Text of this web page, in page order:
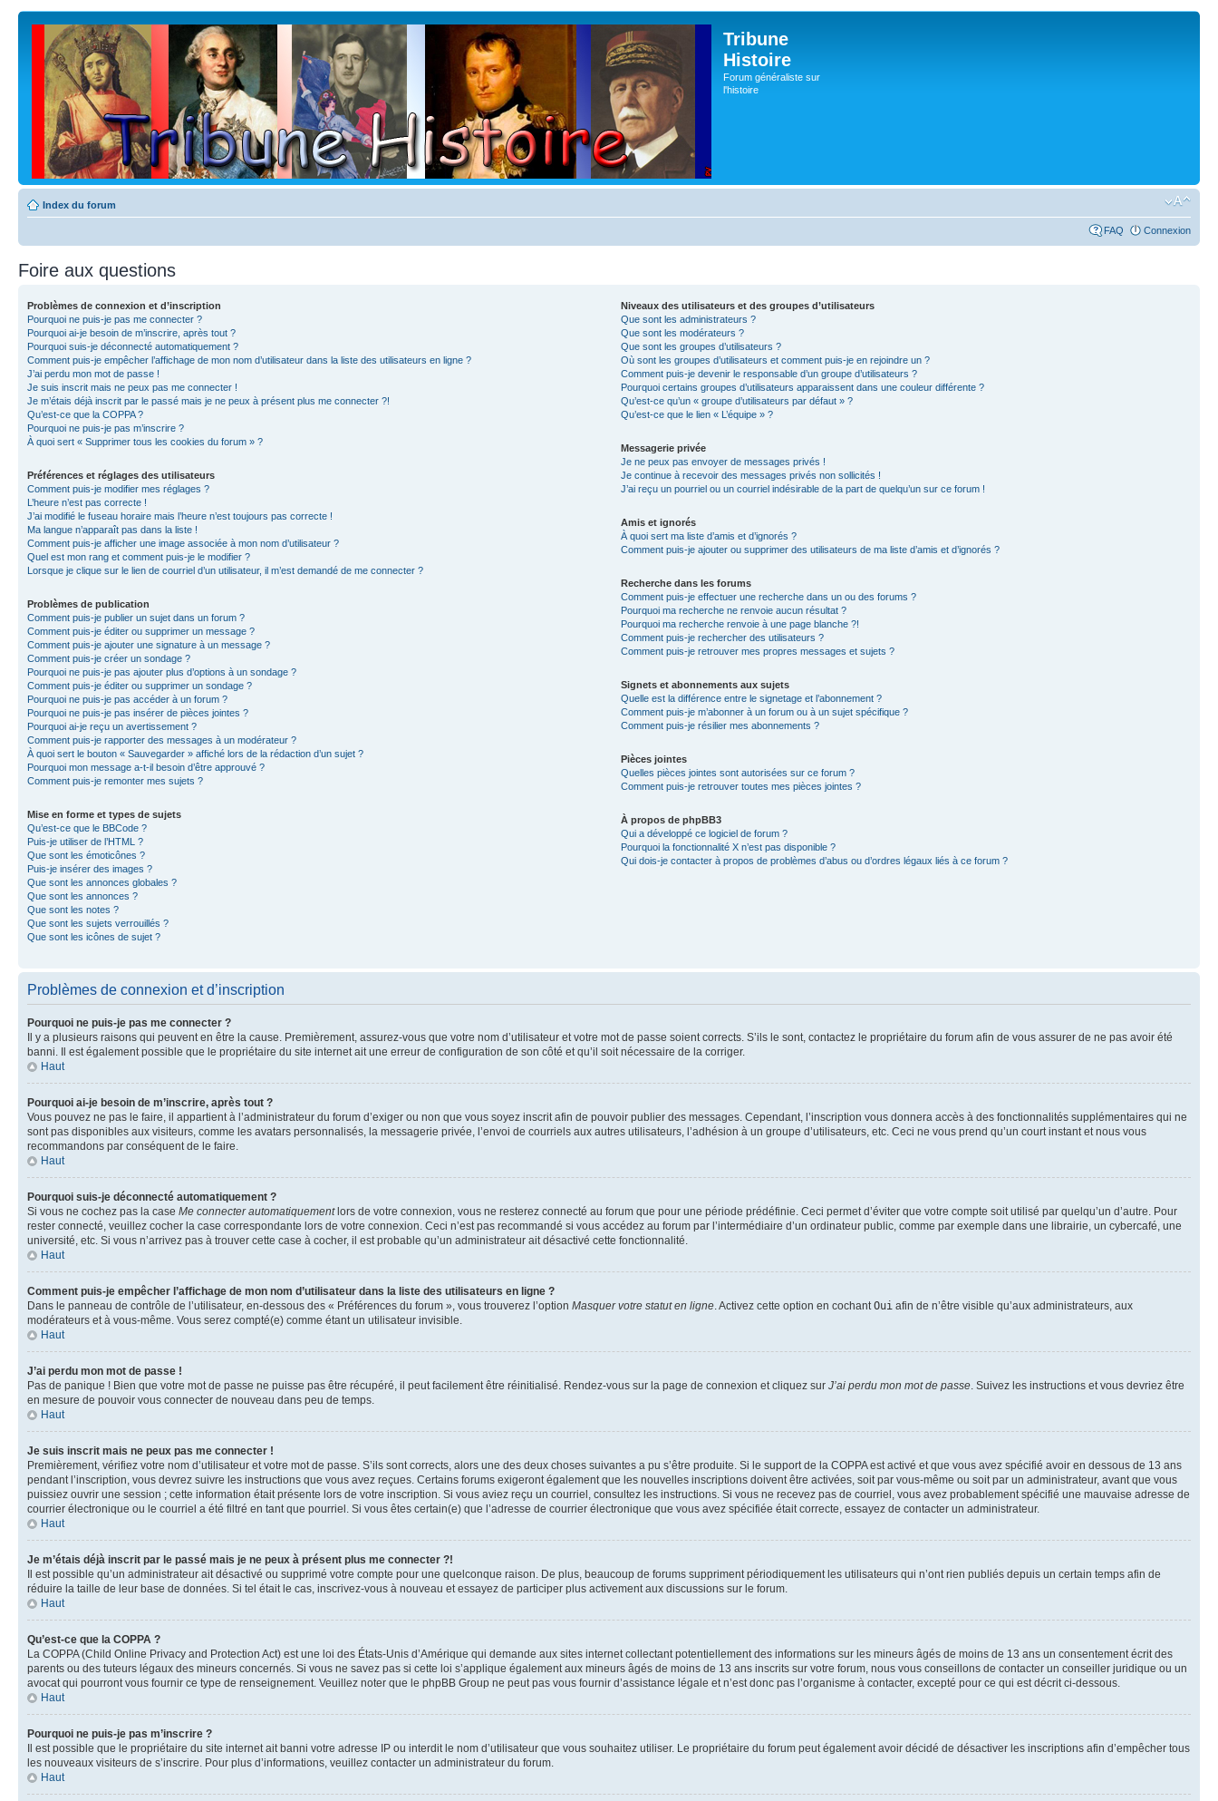
Tribune
Histoire
Forum généraliste sur
l'histoire
Index du forum
FAQ Connexion
Foire aux questions
Problèmes de connexion et d’inscription
Pourquoi ne puis-je pas me connecter ?
Pourquoi ai-je besoin de m’inscrire, après tout ?
Pourquoi suis-je déconnecté automatiquement ?
Comment puis-je empêcher l’affichage de mon nom d’utilisateur dans la liste des utilisateurs en ligne ?
J’ai perdu mon mot de passe !
Je suis inscrit mais ne peux pas me connecter !
Je m’étais déjà inscrit par le passé mais je ne peux à présent plus me connecter ?!
Qu’est-ce que la COPPA ?
Pourquoi ne puis-je pas m’inscrire ?
À quoi sert « Supprimer tous les cookies du forum » ?
Préférences et réglages des utilisateurs
Comment puis-je modifier mes réglages ?
L’heure n’est pas correcte !
J’ai modifié le fuseau horaire mais l’heure n’est toujours pas correcte !
Ma langue n’apparaît pas dans la liste !
Comment puis-je afficher une image associée à mon nom d’utilisateur ?
Quel est mon rang et comment puis-je le modifier ?
Lorsque je clique sur le lien de courriel d’un utilisateur, il m’est demandé de me connecter ?
Problèmes de publication
Comment puis-je publier un sujet dans un forum ?
Comment puis-je éditer ou supprimer un message ?
Comment puis-je ajouter une signature à un message ?
Comment puis-je créer un sondage ?
Pourquoi ne puis-je pas ajouter plus d’options à un sondage ?
Comment puis-je éditer ou supprimer un sondage ?
Pourquoi ne puis-je pas accéder à un forum ?
Pourquoi ne puis-je pas insérer de pièces jointes ?
Pourquoi ai-je reçu un avertissement ?
Comment puis-je rapporter des messages à un modérateur ?
À quoi sert le bouton « Sauvegarder » affiché lors de la rédaction d’un sujet ?
Pourquoi mon message a-t-il besoin d’être approuvé ?
Comment puis-je remonter mes sujets ?
Mise en forme et types de sujets
Qu’est-ce que le BBCode ?
Puis-je utiliser de l’HTML ?
Que sont les émoticônes ?
Puis-je insérer des images ?
Que sont les annonces globales ?
Que sont les annonces ?
Que sont les notes ?
Que sont les sujets verrouillés ?
Que sont les icônes de sujet ?
Niveaux des utilisateurs et des groupes d’utilisateurs
Que sont les administrateurs ?
Que sont les modérateurs ?
Que sont les groupes d’utilisateurs ?
Où sont les groupes d’utilisateurs et comment puis-je en rejoindre un ?
Comment puis-je devenir le responsable d’un groupe d’utilisateurs ?
Pourquoi certains groupes d’utilisateurs apparaissent dans une couleur différente ?
Qu’est-ce qu’un « groupe d’utilisateurs par défaut » ?
Qu’est-ce que le lien « L’équipe » ?
Messagerie privée
Je ne peux pas envoyer de messages privés !
Je continue à recevoir des messages privés non sollicités !
J’ai reçu un pourriel ou un courriel indésirable de la part de quelqu’un sur ce forum !
Amis et ignorés
À quoi sert ma liste d’amis et d’ignorés ?
Comment puis-je ajouter ou supprimer des utilisateurs de ma liste d’amis et d’ignorés ?
Recherche dans les forums
Comment puis-je effectuer une recherche dans un ou des forums ?
Pourquoi ma recherche ne renvoie aucun résultat ?
Pourquoi ma recherche renvoie à une page blanche ?!
Comment puis-je rechercher des utilisateurs ?
Comment puis-je retrouver mes propres messages et sujets ?
Signets et abonnements aux sujets
Quelle est la différence entre le signetage et l’abonnement ?
Comment puis-je m’abonner à un forum ou à un sujet spécifique ?
Comment puis-je résilier mes abonnements ?
Pièces jointes
Quelles pièces jointes sont autorisées sur ce forum ?
Comment puis-je retrouver toutes mes pièces jointes ?
À propos de phpBB3
Qui a développé ce logiciel de forum ?
Pourquoi la fonctionnalité X n’est pas disponible ?
Qui dois-je contacter à propos de problèmes d’abus ou d’ordres légaux liés à ce forum ?
Problèmes de connexion et d’inscription
Pourquoi ne puis-je pas me connecter ?
Il y a plusieurs raisons qui peuvent en être la cause. Premièrement, assurez-vous que votre nom d’utilisateur et votre mot de passe soient corrects. S’ils le sont, contactez le propriétaire du forum afin de vous assurer de ne pas avoir été
banni. Il est également possible que le propriétaire du site internet ait une erreur de configuration de son côté et qu’il soit nécessaire de la corriger.
Haut
Pourquoi ai-je besoin de m’inscrire, après tout ?
Vous pouvez ne pas le faire, il appartient à l’administrateur du forum d’exiger ou non que vous soyez inscrit afin de pouvoir publier des messages. Cependant, l’inscription vous donnera accès à des fonctionnalités supplémentaires qui ne
sont pas disponibles aux visiteurs, comme les avatars personnalisés, la messagerie privée, l’envoi de courriels aux autres utilisateurs, l’adhésion à un groupe d’utilisateurs, etc. Ceci ne vous prend qu’un court instant et nous vous
recommandons par conséquent de le faire.
Haut
Pourquoi suis-je déconnecté automatiquement ?
Si vous ne cochez pas la case Me connecter automatiquementlors de votre connexion, vous ne resterez connecté au forum que pour une période prédéfinie. Ceci permet d’éviter que votre compte soit utilisé par quelqu’un d’autre. Pour
rester connecté, veuillez cocher la case correspondante lors de votre connexion. Ceci n’est pas recommandé si vous accédez au forum par l’intermédiaire d’un ordinateur public, comme par exemple dans une librairie, un cybercafé, une
université, etc. Si vous n’arrivez pas à trouver cette case à cocher, il est probable qu’un administrateur ait désactivé cette fonctionnalité.
Haut
Comment puis-je empêcher l’affichage de mon nom d’utilisateur dans la liste des utilisateurs en ligne ?
Dans le panneau de contrôle de l’utilisateur, en-dessous des « Préférences du forum », vous trouverez l’option Masquer votre statut en ligne. Activez cette option en cochantOui afin de n’être visible qu’aux administrateurs, aux
modérateurs et à vous-même. Vous serez compté(e) comme étant un utilisateur invisible.
Haut
J’ai perdu mon mot de passe !
Pas de panique ! Bien que votre mot de passe ne puisse pas être récupéré, il peut facilement être réinitialisé. Rendez-vous sur la page de connexion et cliquez sur J’ai perdu mon mot de passe. Suivez les instructions et vous devriez être
en mesure de pouvoir vous connecter de nouveau dans peu de temps.
Haut
Je suis inscrit mais ne peux pas me connecter !
Premièrement, vérifiez votre nom d’utilisateur et votre mot de passe. S’ils sont corrects, alors une des deux choses suivantes a pu s’être produite. Si le support de la COPPA est activé et que vous avez spécifié avoir en dessous de 13 ans
pendant l’inscription, vous devrez suivre les instructions que vous avez reçues. Certains forums exigeront également que les nouvelles inscriptions doivent être activées, soit par vous-même ou soit par un administrateur, avant que vous
puissiez ouvrir une session ; cette information était présente lors de votre inscription. Si vous aviez reçu un courriel, consultez les instructions. Si vous ne recevez pas de courriel, vous avez probablement spécifié une mauvaise adresse de
courrier électronique ou le courriel a été filtré en tant que pourriel. Si vous êtes certain(e) que l’adresse de courrier électronique que vous avez spécifiée était correcte, essayez de contacter un administrateur.
Haut
Je m’étais déjà inscrit par le passé mais je ne peux à présent plus me connecter ?!
Il est possible qu’un administrateur ait désactivé ou supprimé votre compte pour une quelconque raison. De plus, beaucoup de forums suppriment périodiquement les utilisateurs qui n’ont rien publiés depuis un certain temps afin de
réduire la taille de leur base de données. Si tel était le cas, inscrivez-vous à nouveau et essayez de participer plus activement aux discussions sur le forum.
Haut
Qu’est-ce que la COPPA ?
La COPPA (Child Online Privacy and Protection Act) est une loi des États-Unis d’Amérique qui demande aux sites internet collectant potentiellement des informations sur les mineurs âgés de moins de 13 ans un consentement écrit des
parents ou des tuteurs légaux des mineurs concernés. Si vous ne savez pas si cette loi s’applique également aux mineurs âgés de moins de 13 ans inscrits sur votre forum, nous vous conseillons de contacter un conseiller juridique ou un
avocat qui pourront vous fournir ce type de renseignement. Veuillez noter que le phpBB Group ne peut pas vous fournir d’assistance légale et n’est donc pas l’organisme à contacter, excepté pour ce qui est décrit ci-dessous.
Haut
Pourquoi ne puis-je pas m’inscrire ?
Il est possible que le propriétaire du site internet ait banni votre adresse IP ou interdit le nom d’utilisateur que vous souhaitez utiliser. Le propriétaire du forum peut également avoir décidé de désactiver les inscriptions afin d’empêcher tous
les nouveaux visiteurs de s’inscrire. Pour plus d’informations, veuillez contacter un administrateur du forum.
Haut